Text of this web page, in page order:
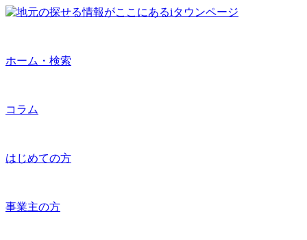
ホーム・検索
コラム
はじめての方
事業主の方